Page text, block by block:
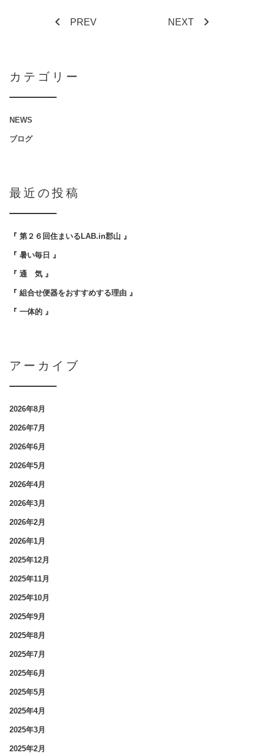
PREV NEXT
カテゴリー
NEWS
ブログ
最近の投稿
『 第２６回住まいるLAB.in郡山 』
『 暑い毎日 』
『 通 気 』
『 組合せ便器をおすすめする理由 』
『 一体的 』
アーカイブ
2026年8月
2026年7月
2026年6月
2026年5月
2026年4月
2026年3月
2026年2月
2026年1月
2025年12月
2025年11月
2025年10月
2025年9月
2025年8月
2025年7月
2025年6月
2025年5月
2025年4月
2025年3月
2025年2月